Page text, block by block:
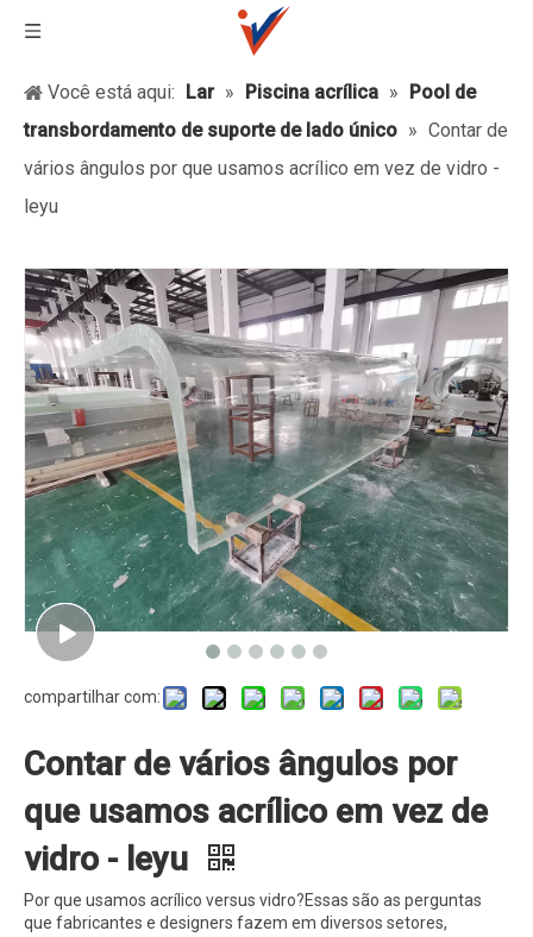
Você está aqui: Lar » Piscina acrílica » Pool de
transbordamento de suporte de lado único » Contar de
vários ângulos por que usamos acrílico em vez de vidro -
leyu
compartilhar com:
Contar de vários ângulos por
que usamos acrílico em vez de
vidro - leyu
Por que usamos acrílico versus vidro?Essas são as perguntas
que fabricantes e designers fazem em diversos setores,